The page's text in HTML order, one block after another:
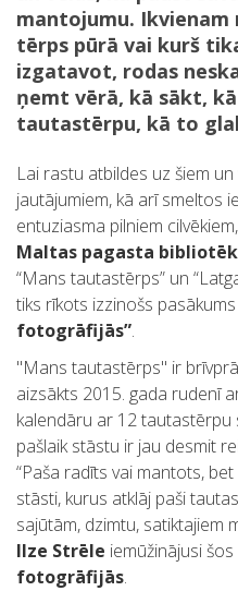
mantojumu. Ikvienam
tērps pūrā vai kurš
izgatavot, rodas
ņemt vērā, kā sākt,
tautastērpu, kā to
Lai rastu atbildes uz šiem
jautājumiem, kā arī smeltos
entuziasma pilniem cilvēkiem,
Maltas pagasta
“Mans tautastērps” un
tiks rīkots izzinošs pasākums
fotogrāfijās”.
"Mans tautastērps" ir
aizsākts 2015. gada rudenī
kalendāru ar 12
pašlaik stāstu ir jau desmit
“Paša radīts vai mantots,
stāsti, kurus atklāj paši
sajūtām, dzimtu, satiktajiem
Ilze Strēle iemūžinājusi
fotogrāfijās.